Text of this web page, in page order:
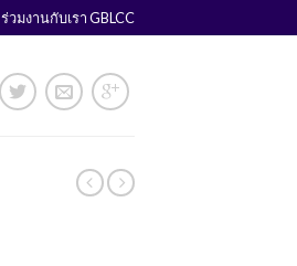
ร่วมงานกับเรา GBLCC